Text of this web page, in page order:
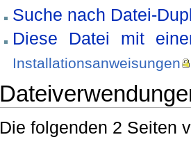
Suche nach Datei-
Diese Datei mit
Installationsanweisungen
Die folgenden 2 Seiten